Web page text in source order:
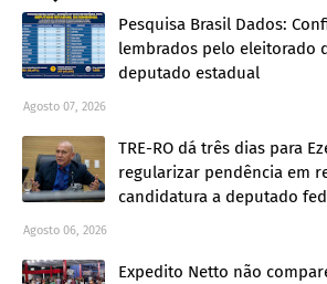
Pesquisa Brasil Dados:
lembrados pelo eleitorado
deputado estadual
Agosto 07, 2026
TRE-RO dá três dias para
regularizar pendência em
candidatura a deputado
Agosto 06, 2026
Expedito Netto não